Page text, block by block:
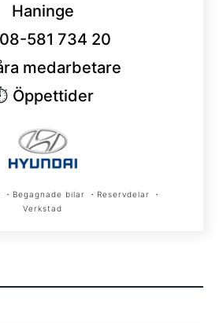
Haninge
08-581 734 20
medarbetare
Öppettider
・Begagnade bilar ・Reservdelar ・
Verkstad